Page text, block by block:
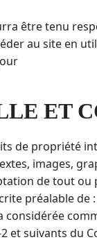
être tenu
au site en
ET
de propriété
images,
de tout ou
préalable de
considérée
et suivants du